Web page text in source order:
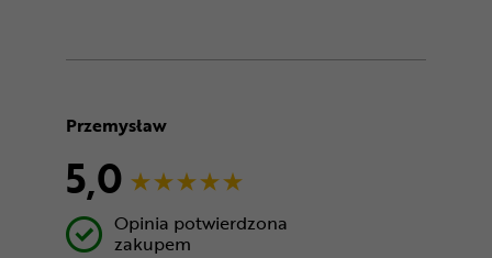
Przemysław
5,0
Opinia potwierdzona
zakupem